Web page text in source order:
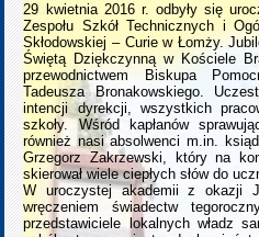
29 kwietnia 2016 r. odbyły się
Zespołu Szkół Technicznych i
Skłodowskiej – Curie w Łomży.
Świętą Dziękczynną w Kościele
przewodnictwem Biskupa
Tadeusza Bronakowskiego.
intencji dyrekcji, wszystkich
szkoły. Wśród kapłanów
również nasi absolwenci m.in.
Grzegorz Zakrzewski, który na
skierował wiele ciepłych słów do
W uroczystej akademii z okazji
wręczeniem świadectw
przedstawiciele lokalnych władz